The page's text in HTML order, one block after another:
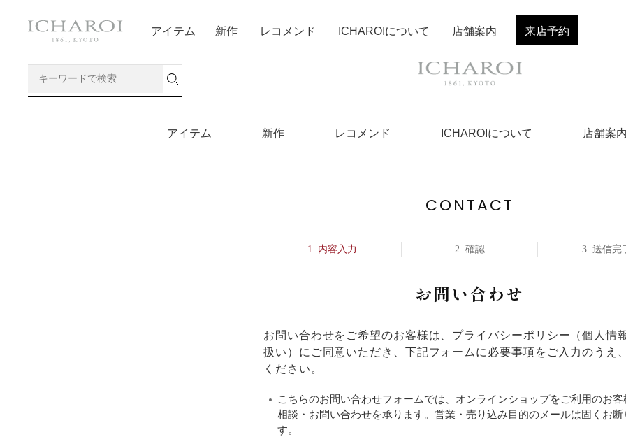
アイテム 新作 レコメンド ICHAROIについて 店舗案内
アイテム 新作 レコメンド ICHAROIについて 店舗案内 来店予約
CONTACT
内容入力 確認 送信完
お問い合わせ
お問い合わせをご希望のお客様は、 プライバシーポリシー （個人情
扱い）にご同意いただき、下記フォームに必要事項をご入力のうえ
ください。
こちらのお問い合わせフォームでは、オンラインショップをご利用のお
相談・お問い合わせを承ります。営業・売り込み目的のメールは固くお断
す。